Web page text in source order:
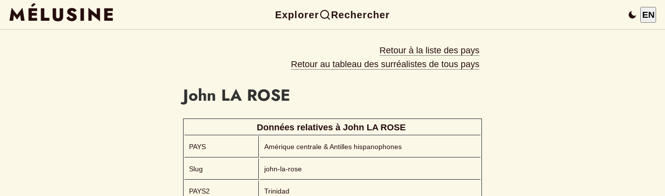
MÉLUSINE Explorer Rechercher EN
Retour à la liste des pays
Retour au tableau des surréalistes de tous pays
John LA ROSE
Données relatives à John LA ROSE
PAYS Amérique centrale & Antilles hispanophones
Slug john-la-rose
PAYS2 Trinidad